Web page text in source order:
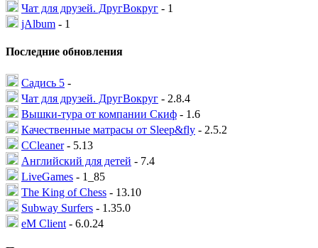
Чат для друзей. ДругВокруг - 1
jAlbum - 1
Последние обновления
Садись 5 -
Чат для друзей. ДругВокруг - 2.8.4
Вышки-тура от компании Скиф - 1.6
Качественные матрасы от Sleep&fly - 2.5.2
CCleaner- 5.13
Английский для детей - 7.4
LiveGames - 1_85
The King of Chess - 13.10
Subway Surfers - 1.35.0
eM Client - 6.0.24